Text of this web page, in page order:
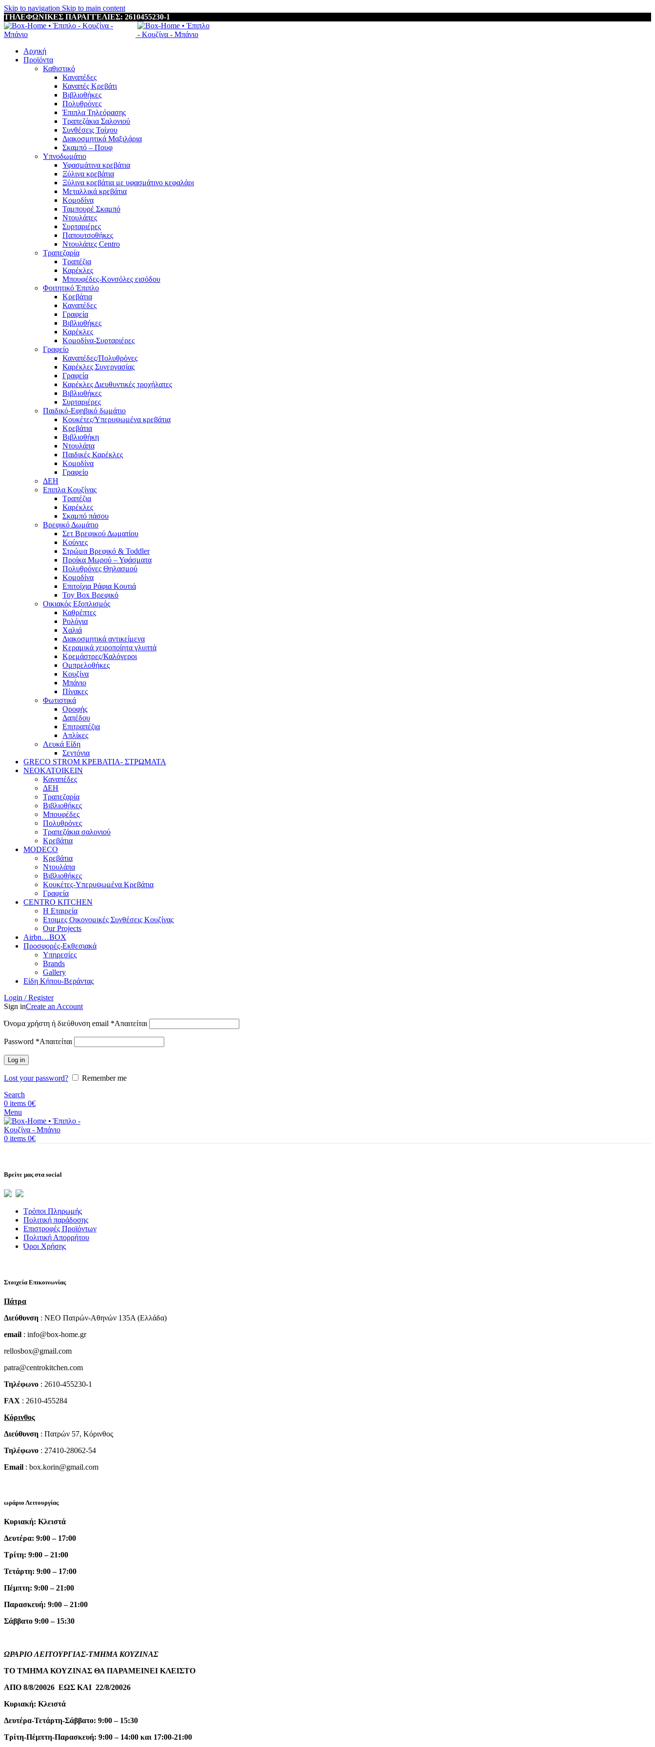
Skip to navigation Skip to main content
ΤΗΛΕΦΩΝΙΚΕΣ ΠΑΡΑΓΓΕΛΙΕΣ: 2610455230-1
Αρχική
Προϊόντα
Καθιστικό
Καναπέδες
Καναπές Κρεβάτι
Βιβλιοθήκες
Πολυθρόνες
Έπιπλα Τηλεόρασης
Τραπεζάκια Σαλονιού
Συνθέσεις Τοίχου
Διακοσμητικά Μαξιλάρια
Σκαμπό – Πουφ
Υπνοδωμάτιο
Υφασμάτινα κρεβάτια
Ξύλινα κρεβάτια
Ξύλινα κρεβάτια με υφασμάτινο κεφαλάρι
Mεταλλικά κρεβάτια
Κομοδίνα
Ταμπουρέ Σκαμπό
Ντουλάπες
Συρταριέρες
Παπουτσοθήκες
Ντουλάπες Centro
Τραπεζαρία
Τραπέζια
Καρέκλες
Μπουφέδες-Κονσόλες εισόδου
Φοιτητικό Έπιπλο
Κρεβάτια
Καναπέδες
Γραφεία
Βιβλιοθήκες
Καρέκλες
Κομοδίνα-Συρταριέρες
Γραφείο
Καναπέδες/Πολυθρὀνες
Καρέκλες Συνεργασίας
Γραφεία
Καρέκλες Διευθυντικές τροχήλατες
Βιβλιοθήκες
Συρταριέρες
Παιδικό-Εφηβικό δωμάτιο
Κουκέτες/Υπερυψωμένα κρεβάτια
Κρεβάτια
Βιβλιοθήκη
Ντουλάπα
Παιδικές Καρέκλες
Κομοδίνα
Γραφείο
ΔΕΗ
Επιπλα Κουζίνας
Τραπέζια
Καρέκλες
Σκαμπό πάσου
Βρεφικό Δωμάτιο
Σετ Βρεφικού Δωματίου
Κούνιες
Στρώμα Βρεφικό & Toddler
Προίκα Μωρού – Υφάσματα
Πολυθρόνες Θηλασμού
Κομοδίνα
Επιτοίχια Ράφια Κουτιά
Toy Box Βρεφικό
Οικιακός Εξοπλισμός
Καθρέπτες
Ρολόγια
Χαλιά
Διακοσμητικά αντικείμενα
Κεραμικά χειροποίητα γλυπτά
Κρεμάστρες/Καλόγεροι
Ομπρελοθήκες
Κουζίνα
Μπάνιο
Πίνακες
Φωτιστικά
Οροφής
Δαπέδου
Επιτραπέζια
Απλίκες
Λευκά Είδη
Σεντόνια
GRECO STROM ΚΡΕΒΑΤΙΑ- ΣΤΡΩΜΑΤΑ
ΝΕΟΚΑΤΟΙΚΕΙΝ
Καναπέδες
ΔΕΗ
Τραπεζαρία
Βιβλιοθήκες
Μπουφέδες
Πολυθρόνες
Τραπεζάκια σαλονιού
Κρεβάτια
MODECO
Κρεβάτια
Ντουλάπα
Βιβλιοθήκες
Κουκέτες-Υπερυψωμένα Κρεβάτια
Γραφεία
CENTRO KITCHEN
Η Εταιρεία
Ετοιμες Οικονομικές Συνθέσεις Κουζίνας
Our Projects
Airbn…BOX
Προσφορές-Εκθεσιακά
Υπηρεσίες
Brands
Gallery
Είδη Κήπου-Βεράντας
Login / Register
Sign inCreate an Account
Όνομα χρήστη ή διεύθυνση email *Απαιτείται
Password *Απαιτείται
Log in
Lost your password?
Remember me
Search
0 items 0€
Menu
0 items 0€
Βρείτε μας στα social
Τρόποι Πληρωμής
Πολιτική παράδοσης
Επιστροφές Προϊόντων
Πολιτική Απορρήτου
Όροι Χρήσης
Στοιχεία Επικοινωνίας
Πάτρα
Διεύθυνση : NEO Πατρών-Αθηνών 135Α (Ελλάδα)
email : info@box-home.gr
rellosbox@gmail.com
patra@centrokitchen.com
Τηλέφωνο : 2610-455230-1
FAX : 2610-455284
Κόρινθος
Διεύθυνση : Πατρών 57, Κόρινθος
Τηλέφωνο : 27410-28062-54
Email : box.korin@gmail.com
ωράριο Λειτουργίας
Κυριακή: Κλειστά
Δευτέρα: 9:00 – 17:00
Τρίτη: 9:00 – 21:00
Τετάρτη: 9:00 – 17:00
Πέμπτη: 9:00 – 21:00
Παρασκευή: 9:00 – 21:00
Σάββατο 9:00 – 15:30
ΩΡΑΡΙΟ ΛΕΙΤΟΥΡΓΙΑΣ-ΤΜΗΜΑ ΚΟΥΖΙΝΑΣ
ΤΟ ΤΜΗΜΑ ΚΟΥΖΙΝΑΣ ΘΑ ΠΑΡΑΜΕΙΝΕΙ ΚΛΕΙΣΤΟ
ΑΠΟ 8/8/20026 ΕΩΣ ΚΑΙ 22/8/20026
Κυριακή: Κλειστά
Δευτέρα-Τετάρτη-Σάββατο: 9:00 – 15:30
Τρίτη-Πέμπτη-Παρασκευή: 9:00 – 14:00 και 17:00-21:00